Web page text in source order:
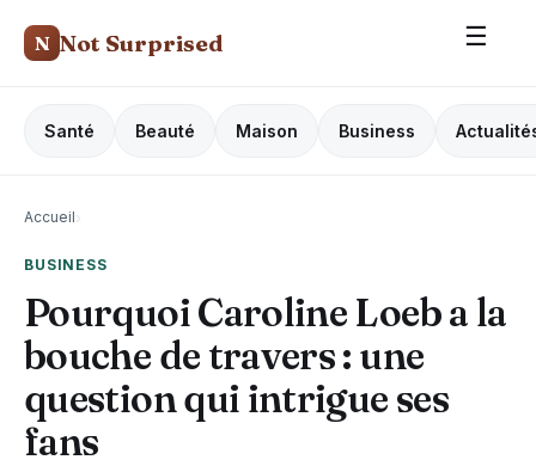
N Not Surprised ☰
Santé Beauté Maison Business
Accueil›
BUSINESS
Pourquoi Caroline Loeb a la
bouche de travers : une
question qui intrigue ses
fans